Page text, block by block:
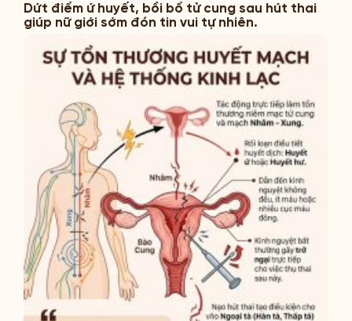
Dứt điểm ứ huyết, bồi bổ tử cung sau hút thai
giúp nữ giới sớm đón tin vui tự nhiên.